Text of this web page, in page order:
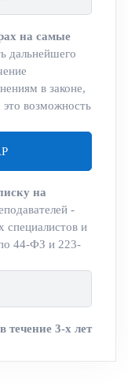
на самые
дальнейшего
в законе,
возможность
на
-
специалистов и
44-ФЗ и 223-
течение 3-х лет